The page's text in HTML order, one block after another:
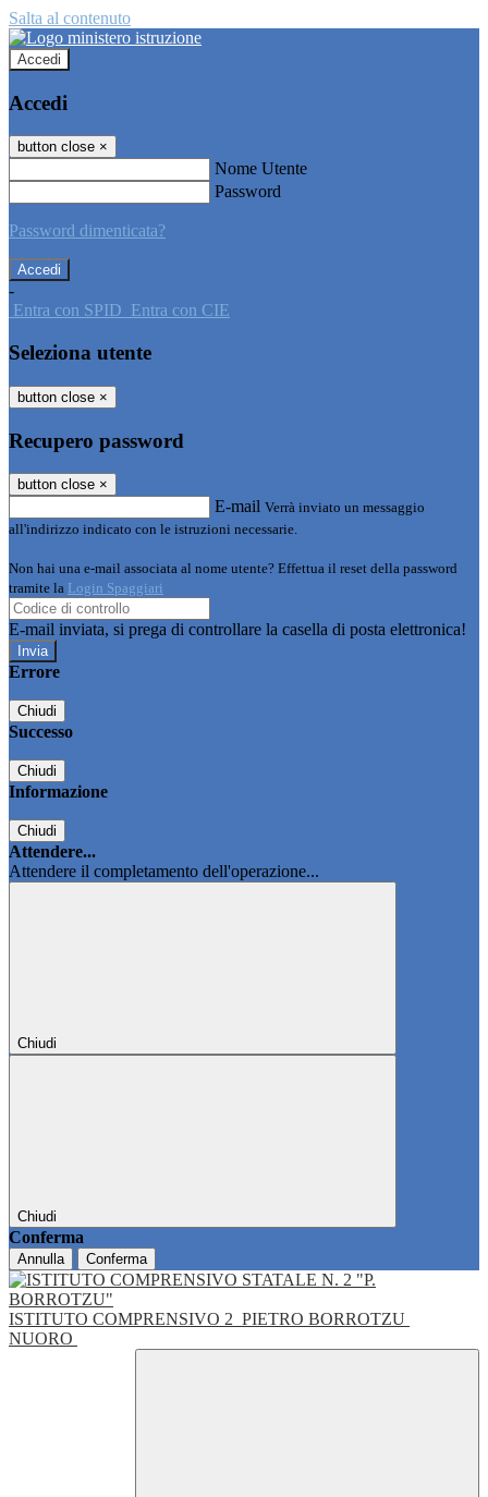
Salta al contenuto
Accedi
Accedi
button close ×
Nome Utente
Password
Password dimenticata?
-
Entra con SPID Entra con CIE
Seleziona utente
button close ×
Recupero password
button close ×
E-mail Verrà inviato un messaggio
all'indirizzo indicato con le istruzioni necessarie.
Non hai una e-mail associata al nome utente? Effettua il reset della password
tramite la Login Spaggiari
E-mail inviata, si prega di controllare la casella di posta elettronica!
Errore
Chiudi
Successo
Chiudi
Informazione
Chiudi
Attendere...
Attendere il completamento dell'operazione...
Chiudi
Chiudi
Conferma
Annulla Conferma
ISTITUTO COMPRENSIVO 2 PIETRO BORROTZU
NUORO